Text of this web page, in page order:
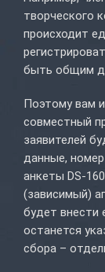
творческого
происходит
быть общим
Поэтому вам
совместный
заявителей
данные,
анкеты DS-
(зависимый)
будет внести
останется
сбора –